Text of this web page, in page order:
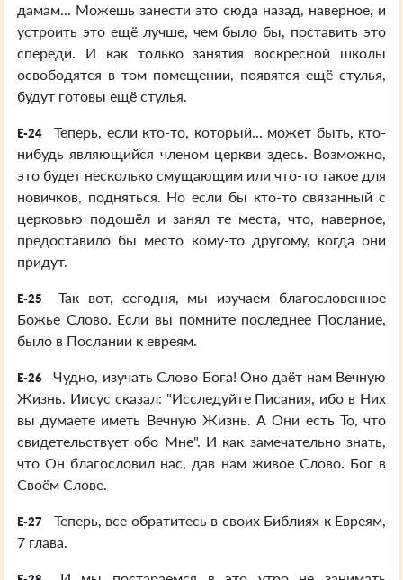
дамам... Можешь занести это сюда назад, наверное, и
устроить это ещё лучше, чем было бы, поставить это
спереди. И как только занятия воскресной школы
освободятся в том помещении, появятся ещё стулья,
будут готовы ещё стулья.
E-24
Теперь, если кто-то, который... может быть, кто-
нибудь являющийся членом церкви здесь. Возможно,
это будет несколько смущающим или что-то такое для
новичков, подняться. Но если бы кто-то связанный с
церковью подошёл и занял те места, что, наверное,
предоставило бы место кому-то другому, когда они
придут.
E-25
Так вот, сегодня, мы изучаем благословенное
Божье Слово. Если вы помните последнее Послание,
было в Послании к евреям.
E-26
Чудно, изучать Слово Бога! Оно даёт нам Вечную
Жизнь. Иисус сказал: "Исследуйте Писания, ибо в Них
вы думаете иметь Вечную Жизнь. А Они есть То, что
свидетельствует обо Мне". И как замечательно знать,
что Он благословил нас, дав нам живое Слово. Бог в
Своём Слове.
E-27
Теперь, все обратитесь в своих Библиях к Евреям,
7 глава.